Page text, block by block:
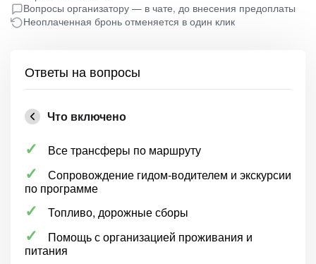
Вопросы организатору — в чате, до внесения предоплаты
Неоплаченная бронь отменяется в один клик
Ответы на вопросы
Что включено
Все трансферы по маршруту
Сопровождение гидом-водителем и экскурсии
по программе
Топливо, дорожные сборы
Помощь с организацией проживания и
питания